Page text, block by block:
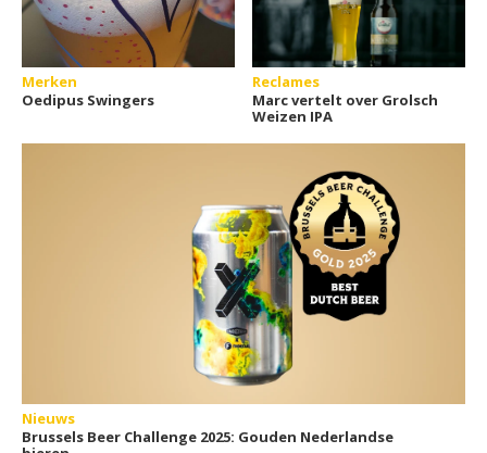
Merken
Oedipus Swingers
Reclames
Marc vertelt over Grolsch
Weizen IPA
Nieuws
Brussels Beer Challenge 2025: Gouden Nederlandse